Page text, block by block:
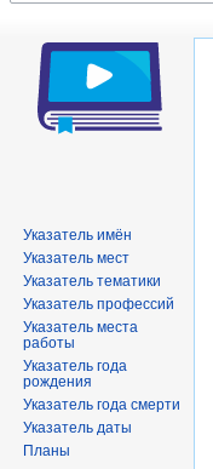
Указатель имён
Указатель мест
Указатель тематики
Указатель профессий
Указатель места
работы
Указатель года
рождения
Указатель года смерти
Указатель даты
Планы